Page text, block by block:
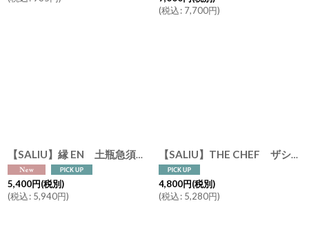
(税込: 7,700円)
【SALIU】縁 EN 土瓶急須 400ml 日本製 美濃焼 ( 白・黒・灰 )
5,400円(税別)
(税込: 5,940円)
【SALIU】THE CHEF ザシェフ ベイクポット S BakePot 耐熱陶器 直火 オーブン 電子レンジ グリル 簡単料理 土鍋 日本製
4,800円(税別)
(税込: 5,280円)